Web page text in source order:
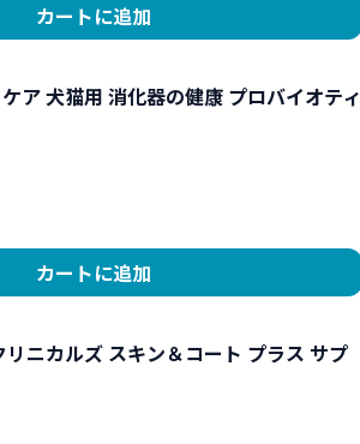
カートに追加
ア 犬猫用 消化器の健康 プロバイオティ
カートに追加
ニカルズ スキン＆コート プラス サプ